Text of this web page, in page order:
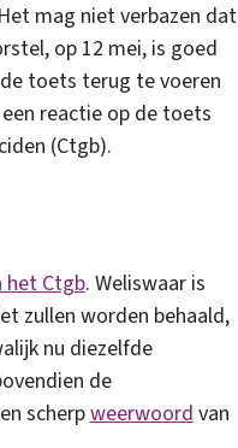
mag niet verbazen dat
op 12 mei, is goed
toets terug te voeren
reactie op de toets
(Ctgb).
het Ctgb. Weliswaar is
zullen worden behaald,
nu diezelfde
de
scherpweerwoordvan